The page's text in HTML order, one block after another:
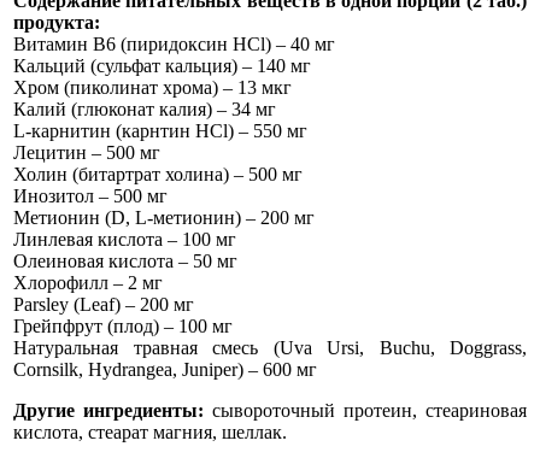
продукта:
Витамин В6 (пиридоксин HCl) – 40 мг
Кальций (сульфат кальция) – 140 мг
Хром (пиколинат хрома) – 13 мкг
Калий (глюконат калия) – 34 мг
L-карнитин (карнтин HCl) – 550 мг
Лецитин – 500 мг
Холин (битартрат холина) – 500 мг
Инозитол – 500 мг
Метионин (D, L-метионин) – 200 мг
Линлевая кислота – 100 мг
Олеиновая кислота – 50 мг
Хлорофилл – 2 мг
Parsley (Leaf) – 200 мг
Грейпфрут (плод) – 100 мг
Натуральная травная смесь (Uva Ursi, Buchu, Doggrass,
Cornsilk, Hydrangea, Juniper) – 600 мг
Другие ингредиенты: сывороточный протеин, стеариновая
кислота, стеарат магния, шеллак.